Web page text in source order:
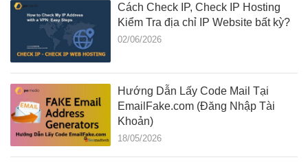
Cách Check IP, Check IP Hosting
Kiểm Tra địa chỉ IP Website bất kỳ?
02/06/2026
Hướng Dẫn Lấy Code Mail Tại
EmailFake.com (Đăng Nhập Tài
Khoản)
18/05/2026